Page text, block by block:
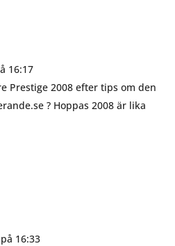
16:17
Prestige 2008 efter tips om den
? Hoppas 2008 är lika
16:33